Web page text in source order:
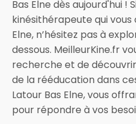
Bas Elne dès aujourd'hui !
kinésithérapeute qui vous
Elne, n’hésitez pas à
dessous. MeilleurKine.fr
recherche et de
de la rééducation dans
Latour Bas Elne, vous
pour répondre à vos